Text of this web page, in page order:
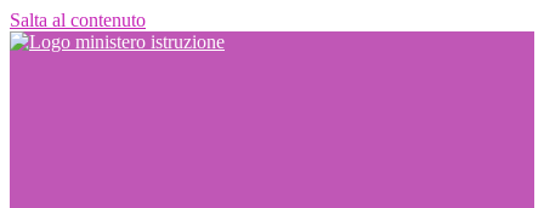
Salta al contenuto